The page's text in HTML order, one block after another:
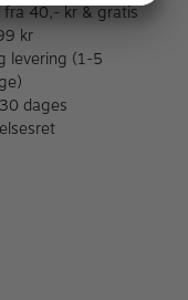
fra 40,- kr & gratis
kr
levering (1-5
dages
STATISTIK